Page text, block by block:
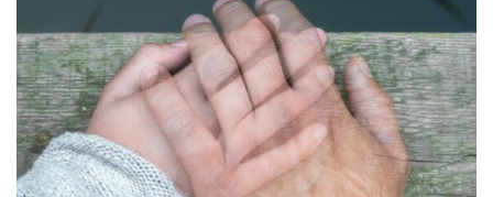
Ados-adultes | Bibliothèque de Watermael 18H30 – 20H Tôt
ou tard, chacun pense à la fin de vie, pour soi ou pour un
proche, se pose des questions, ressent de […]